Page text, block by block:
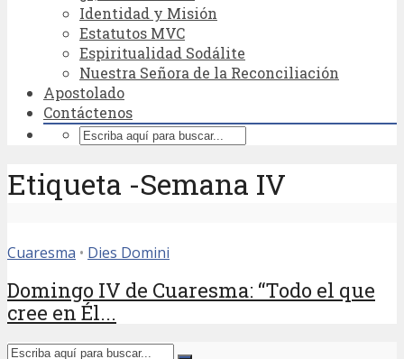
Identidad y Misión
Estatutos MVC
Espiritualidad Sodálite
Nuestra Señora de la Reconciliación
Apostolado
Contáctenos
Etiqueta -Semana IV
Cuaresma • Dies Domini
Domingo IV de Cuaresma: “Todo el que
cree en Él...